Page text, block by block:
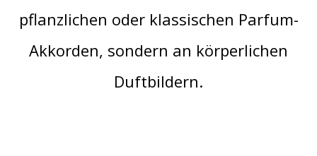
pflanzlichen oder klassischen Parfum-
Akkorden, sondern an körperlichen
Duftbildern.